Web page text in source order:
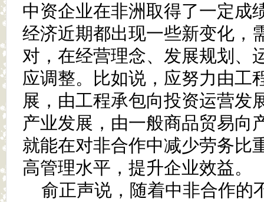
中资企业在非洲取得了一定成
经济近期都出现一些新变化，
对，在经营理念、发展规划、
应调整。比如说，应努力由工
展，由工程承包向投资运营发
产业发展，由一般商品贸易向
就能在对非合作中减少劳务比
高管理水平，提升企业效益。
俞正声说，随着中非合作的